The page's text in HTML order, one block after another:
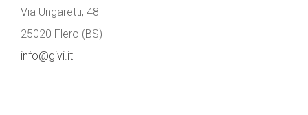
Via Ungaretti, 48
25020 Flero (BS)
info@givi.it